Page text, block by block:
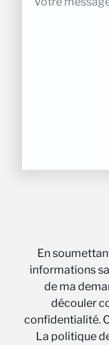
En
informations
de ma
découler
confidentialité.
La politique